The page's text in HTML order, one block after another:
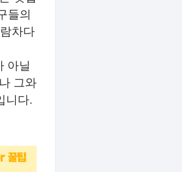
들의
차다
아닐
그와
니다.